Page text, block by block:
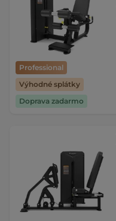
Professional
Výhodné splátky
Doprava zadarmo